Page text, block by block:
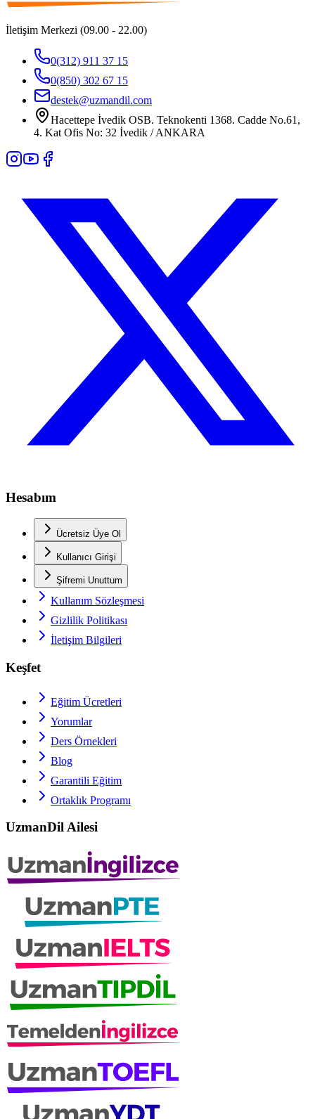
İletişim Merkezi (09.00 - 22.00)
0(312) 911 37 15
0(850) 302 67 15
destek@uzmandil.com
Hacettepe İvedik OSB. Teknokenti 1368. Cadde No.61,
4. Kat Ofis No: 32 İvedik / ANKARA
Hesabım
Ücretsiz Üye Ol
Kullanıcı Girişi
Şifremi Unuttum
Kullanım Sözleşmesi
Gizlilik Politikası
İletişim Bilgileri
Keşfet
Eğitim Ücretleri
Yorumlar
Ders Örnekleri
Blog
Garantili Eğitim
Ortaklık Programı
UzmanDil Ailesi